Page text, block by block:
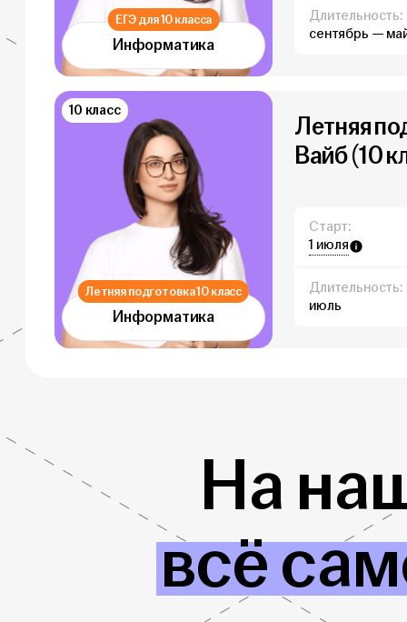
Информатика
ЕГЭ для 10 класса
Длительность:
сентябрь —
Информатика
Летняя подготовка 10 класс
10 класс
Летняя
Вайб (10
Старт:
1 июля
Длительность:
июль
На
всё